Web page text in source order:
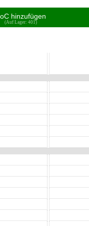
hinzufügen
(Auf Lager: 401)